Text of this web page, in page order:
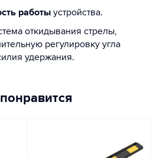
работы устройства.
откидывания стрелы,
регулировку угла
удержания.